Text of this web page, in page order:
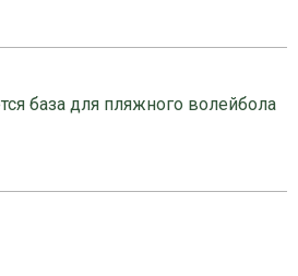
база для пляжного волейбола